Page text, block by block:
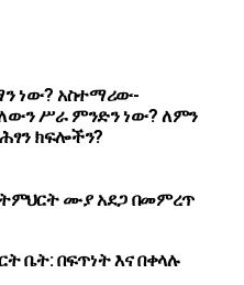
ነው? አስተማሪው-
ሥራ ምንድን ነው? ለምን
ክፍሎችን?
ትምህርት ሙያ አደጋ በመምረጥ
ቤት: በፍጥነት እና በቀላሉ